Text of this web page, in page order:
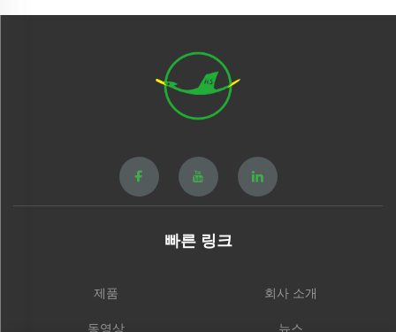
빠른 링크
제품 회사 소개
동영상 뉴스